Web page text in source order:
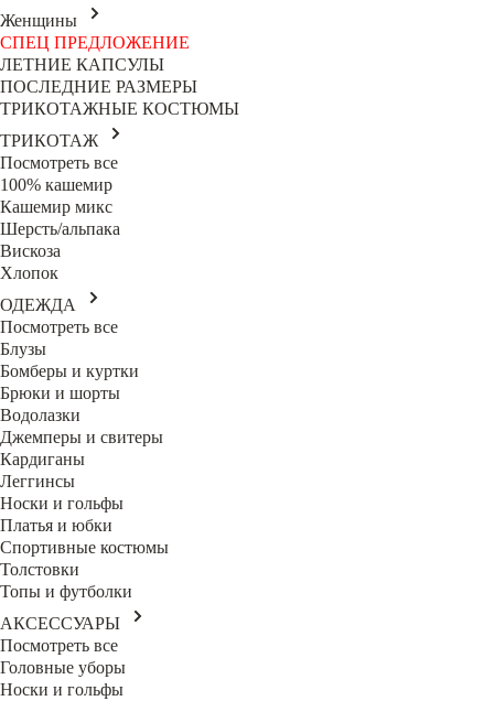
Женщины
СПЕЦ ПРЕДЛОЖЕНИЕ
ЛЕТНИЕ КАПСУЛЫ
ПОСЛЕДНИЕ РАЗМЕРЫ
ТРИКОТАЖНЫЕ КОСТЮМЫ
ТРИКОТАЖ
Посмотреть все
100% кашемир
Кашемир микс
Шерсть/альпака
Вискоза
Хлопок
ОДЕЖДА
Посмотреть все
Блузы
Бомберы и куртки
Брюки и шорты
Водолазки
Джемперы и свитеры
Кардиганы
Леггинсы
Носки и гольфы
Платья и юбки
Спортивные костюмы
Толстовки
Топы и футболки
АКСЕССУАРЫ
Посмотреть все
Головные уборы
Носки и гольфы